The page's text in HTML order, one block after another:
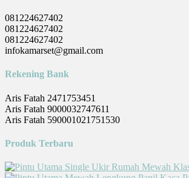
081224627402
081224627402
081224627402
infokamarset@gmail.com
Rekening Bank
Aris Fatah 2471753451
Aris Fatah 9000032747611
Aris Fatah 590001021751530
Produk Terbaru